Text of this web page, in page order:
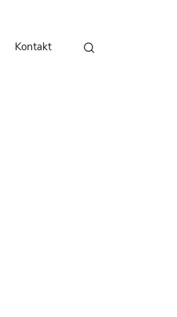
Kontakt
Przejdź do treści